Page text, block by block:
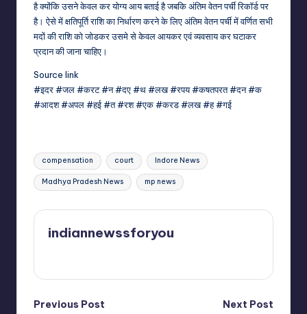
है क्योंकि उसने केवल कर योग्य आय बताई है जबकि अंतिम वेतन पर्ची रिकॉर्ड पर
है। ऐसे में क्षतिपूर्ति राशि का निर्धारण करने के लिए अंतिम वेतन पर्ची में वर्णित सभी
मदों की राशि को जोडकर उसमे से केवल आयकर एवं व्यवसाय कर घटाकर
प्रदान की जाना चाहिए।
Source link
#इदर #जल #करट #न #दए #थ #लख #रपय #कषतपरत #दन #क
#आदश #अपल #हई #त #रश #एक #करड #लख #ह #गई
Tags:
compensation court Indore News
Madhya Pradesh News mp news
indiannewssforyou
Previous Post Next Post